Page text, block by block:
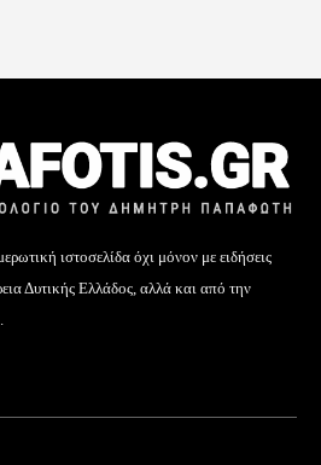
ιστοσελίδα όχι μόνον με ειδήσεις
Δυτικής Ελλάδος, αλλά και από την